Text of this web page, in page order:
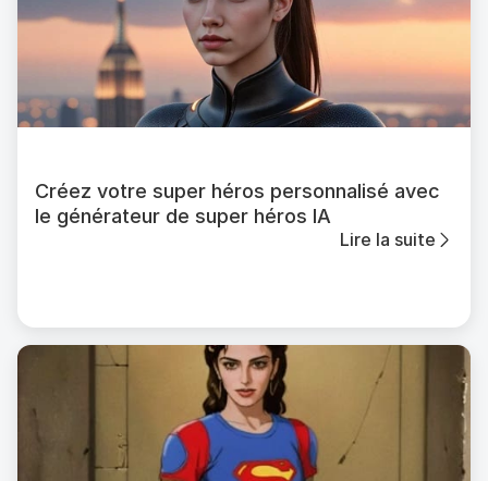
Créez votre super héros personnalisé avec
le générateur de super héros IA
Lire la suite